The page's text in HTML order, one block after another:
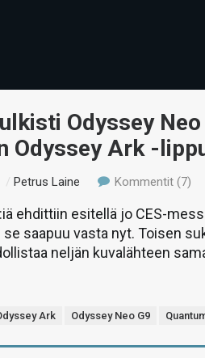
Odyssey
Odyssey Ark -
/Petrus Laine Kommentit (7)
ehdittiin esitellä jo CES-
saapuu vasta nyt. Toisen
neljän kuvalähteen
Ark Odyssey Neo G9